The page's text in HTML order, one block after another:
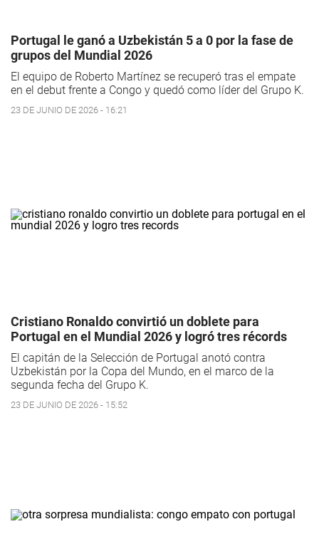
Portugal le ganó a Uzbekistán 5 a 0 por la fase de
grupos del Mundial 2026
El equipo de Roberto Martínez se recuperó tras el empate
en el debut frente a Congo y quedó como líder del Grupo K.
23 DE JUNIO DE 2026 - 16:21
Cristiano Ronaldo convirtió un doblete para
Portugal en el Mundial 2026 y logró tres récords
El capitán de la Selección de Portugal anotó contra
Uzbekistán por la Copa del Mundo, en el marco de la
segunda fecha del Grupo K.
23 DE JUNIO DE 2026 - 15:52